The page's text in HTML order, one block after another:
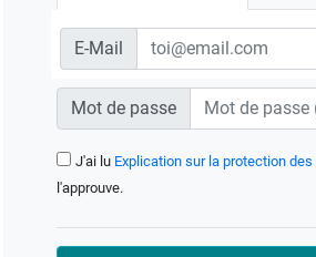
E-Mail
Mot de passe
J'ai lu Explication sur la protection des
l'approuve.